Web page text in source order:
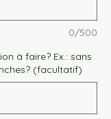
0/500
à faire? Ex.: sans
(facultatif)